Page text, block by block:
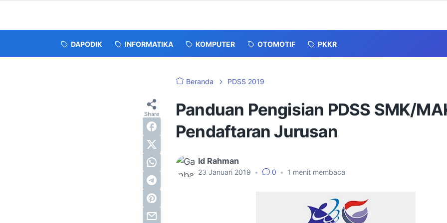
DAPODIK INFORMATIKA KOMPUTER OTOMOTIF PKKR
Beranda PDSS 2019
Panduan Pengisian PDSS SMK/
Pendaftaran Jurusan
Id Rahman
23 Januari 2019 • 0 • 1 menit membaca